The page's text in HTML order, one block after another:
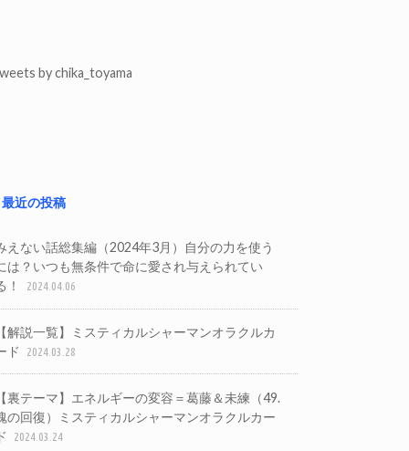
by chika_toyama
最近の投稿
えない話総集編（2024年3月）自分の力を使う
は？いつも無条件で命に愛され与えられてい
！
2024.04.06
解説一覧】ミスティカルシャーマンオラクルカ
ド
2024.03.28
裏テーマ】エネルギーの変容＝葛藤＆未練（49.
の回復）ミスティカルシャーマンオラクルカー
2024.03.24